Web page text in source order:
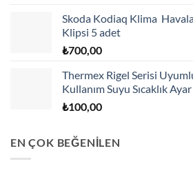
Skoda Kodiaq Klima
Klipsi 5 adet
₺700,00
Thermex Rigel Serisi
Kullanım Suyu Sıcaklık
₺100,00
EN ÇOK BEĞENİLEN